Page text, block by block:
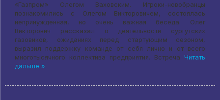
«Газпром» Олегом Ваховским. Игроки-новобранцы
познакомились с Олегом Викторовичем, состоялась
непринужденная, но очень важная беседа. Олег
Викторович рассказал о деятельности сургутских
газовиков, ожиданиях перед стартующим сезоном,
выразил поддержку команде от себя лично и от всего
многотысячного коллектива предприятия. Встреча Читать
дальше »